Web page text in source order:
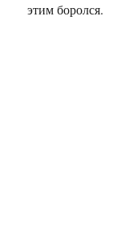
этим боролся.